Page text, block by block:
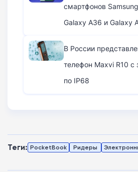
смартфонов
Galaxy A36 и Galaxy
В России
телефон Maxvi R10 с
по IP68
Теги: PocketBook Ридеры